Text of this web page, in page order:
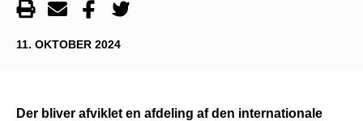
11. OKTOBER 2024
Der bliver afviklet en afdeling af den internationale